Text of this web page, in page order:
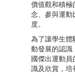
價值觀和積極
念、參與運動
度。
為了讓學生體
動發展的認識
國傑出運動
識及欣賞，培